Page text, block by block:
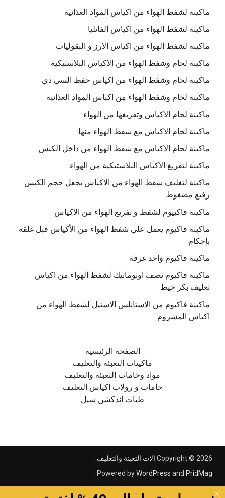
ماكينة لشفط الهواء من اكياس المواد الغذائية
ماكينة لشفط الهواء من اكياس الفانليا
ماكينة لشفط الهواء من اكياس الارز و البقوليات
ماكينة لحام وشفط الهواء من الاكياس البلاستيكية
ماكينة لحام وشفط الهواء من اكياس حفظ السي دي
ماكينة لحام وشفط الهواء من اكياس المواد الغذائية
ماكينة لحام الاكياس وتفريغها من الهواء
ماكينة لحام الاكياس مع شفط الهواء منها
ماكينة لحام الاكياس مع شفط الهواء من داخل الكيس
ماكينة لتفريغ الأكياس البلاستيكية من الهواء
ماكينة لتغليف شفط الهواء من الاكياس يجعل حجم الكيس
رفيع مضغوط
ماكينة فاكييوم لشفط و تفريغ الهواء من الاكياس
ماكينة فاكيوم يعمل علي شفط الهواء من الأكياس قبل غلقه
بإحكام
ماكينة فاكيوم واحد غرفة
ماكينة فاكيوم نصف اوتوماتيك لشفط الهواء من اكياس
تغليف بكر خيط
ماكينة فاكيوم من الاستانلس الاستيل لشفط الهواء من
اكياس المشروم
الصفحة الرئيسية
ماكينات التعبئة والتغليف
مواد وخامات التعبئة والتغليف
خامات و رولات اكياس التغليف
طبات اندكشن سيل
Copyright © 2026 الات التعبئة والتغليف
Powered byWordPress and PridMag